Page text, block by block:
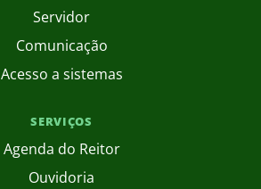
Servidor
Comunicação
Acesso a sistemas
SERVIÇOS
Agenda do Reitor
Ouvidoria